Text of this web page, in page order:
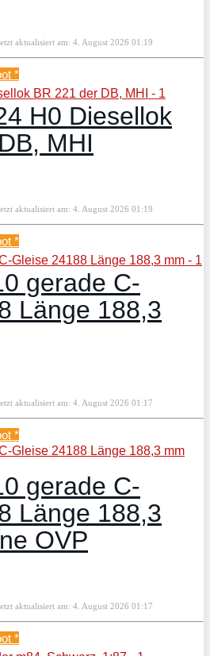
aktualisiert am: 4. August 2026 01:19
*
H0 Diesellok
MHI
aktualisiert am: 4. August 2026 01:19
*
gerade C-
Länge 188,3
aktualisiert am: 4. August 2026 01:17
*
gerade C-
Länge 188,3
OVP
aktualisiert am: 4. August 2026 01:17
*